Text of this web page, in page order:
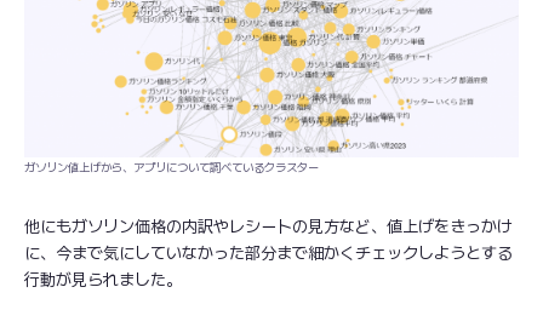
ガソリン値上げから、アプリについて調べているクラスター
他にもガソリン価格の内訳やレシートの見方など、値上げをきっかけ
に、今まで気にしていなかった部分まで細かくチェックしようとする
行動が見られました。